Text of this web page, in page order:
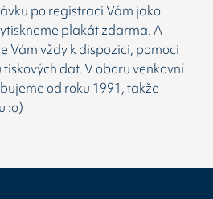
po registraci Vám jako
plakát zdarma. A
Vám vždy k dispozici, pomoci
dat. V oboru venkovní
od roku 1991, takže
:o)